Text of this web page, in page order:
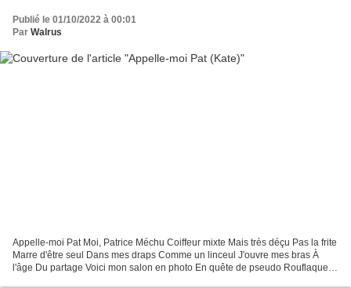
Publié le 01/10/2022 à 00:01
Par Walrus
Appelle-moi Pat Moi, Patrice Méchu Coiffeur mixte Mais très déçu Pas la frite
Marre d'être seul Dans mes draps Comme un linceul J'ouvre mes bras À
l'âge Du partage Voici mon salon en photo En quête de pseudo Rouflaquette